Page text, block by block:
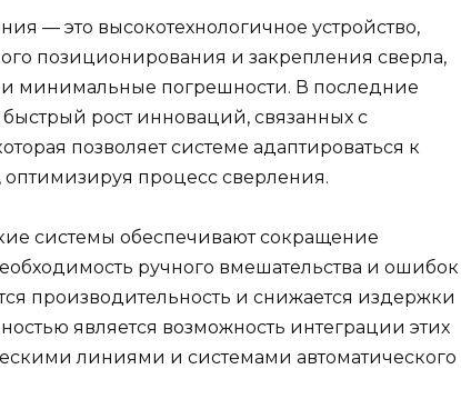
— это высокотехнологичное устройство,
позиционирования и закрепления сверла,
и минимальные погрешности. В последние
рост инноваций, связанных с
позволяет системе адаптироваться к
процесс сверления.
системы обеспечивают сокращение
ручного вмешательства и ошибок
производительность и снижается издержки
является возможность интеграции этих
линиями и системами автоматического